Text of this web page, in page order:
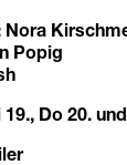
Nora
Popig
Do 20.